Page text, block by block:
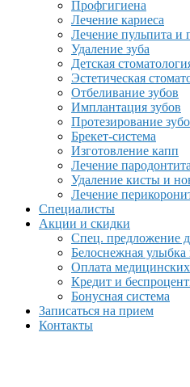
Профгигиена
Лечение кариеса
Лечение пульпита и
Удаление зуба
Детская
Эстетическая
Отбеливание зубов
Имплантация зубов
Протезирование
Брекет-система
Изготовление капп
Лечение пародонтита
Удаление кисты и
Лечение
Специалисты
Акции и скидки
Спец. предложение
Белоснежная
Оплата
Кредит и
Бонусная система
Записаться на прием
Контакты